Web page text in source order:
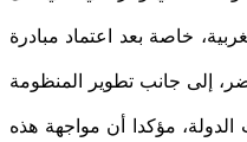
خاصة بعد اعتماد مبادرة
إلى جانب تطوير المنظومة
مؤكدا أن مواجهة هذه